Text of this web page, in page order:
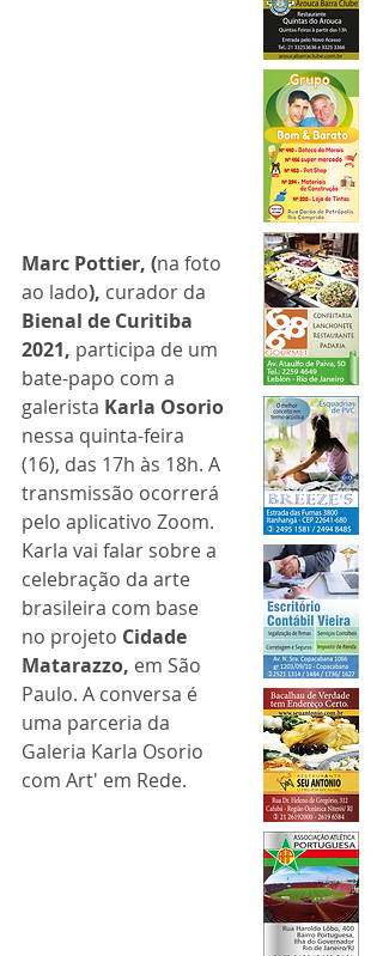
Marc Pottier, (na foto
ao lado), curador da
Bienal de Curitiba
2021, participa de um
bate-papo com a
galerista Karla Osorio
nessa quinta-feira
(16), das 17h às 18h. A
transmissão ocorrerá
pelo aplicativo Zoom.
Karla vai falar sobre a
celebração da arte
brasileira com base
no projeto Cidade
Matarazzo, em São
Paulo. A conversa é
uma parceria da
Galeria Karla Osorio
com Art' em Rede.